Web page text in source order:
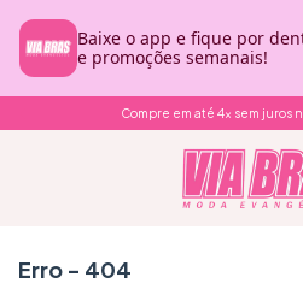
Compre em até 4x sem juros
Erro - 404